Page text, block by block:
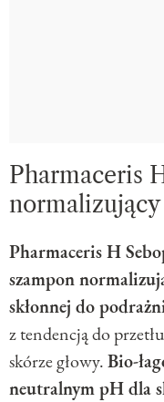
Pharmaceris
Pharmaceris H
szampon
skłonnej do
z tendencją do
skórze głowy.Bio-
neutralnym pH dla